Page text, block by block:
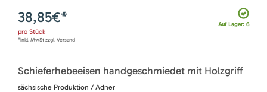
Auf Lager: 6
38,85€*
pro Stück
*inkl. MwSt zzgl. Versand
Schieferhebeeisen handgeschmiedet mit Holzgriff
sächsische Produktion / Adner